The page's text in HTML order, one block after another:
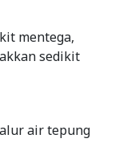
mentega,
sedikit
air tepung